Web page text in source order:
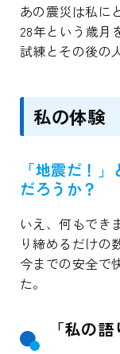
あの震災は私に
28年という歳月
試練とその後の
私の体験
「地震だ！
だろうか？
いえ、何もでき
り締めるだけの
今までの安全で
た。
「私の